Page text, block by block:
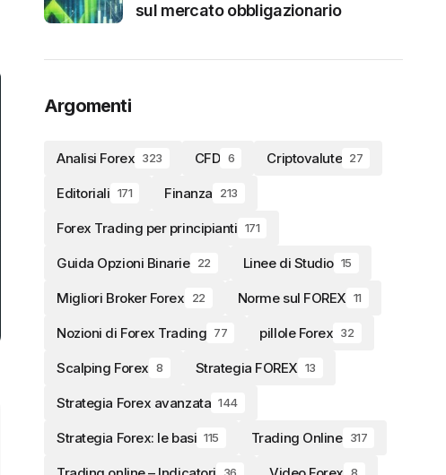
sul mercato obbligazionario
Argomenti
Analisi Forex 323 CFD 6 Criptovalute 27
Editoriali 171 Finanza 213
Forex Trading per principianti 171
Guida Opzioni Binarie 22 Linee di Studio 15
Migliori Broker Forex 22 Norme sul FOREX 11
Nozioni di Forex Trading 77 pillole Forex 32
Scalping Forex 8 Strategia FOREX 13
Strategia Forex avanzata 144
Strategia Forex: le basi 115 Trading Online 317